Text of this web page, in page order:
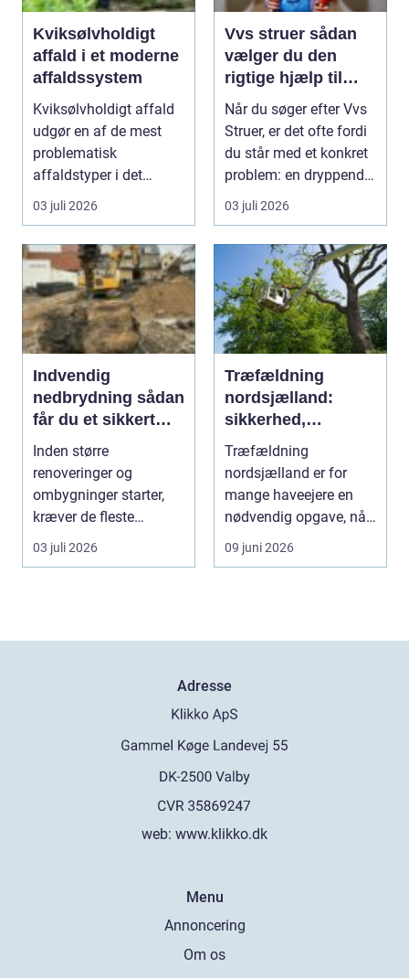
Kviksølvholdigt
affald i et moderne
affaldssystem
Kviksølvholdigt affald
udgør en af de mest
problematisk
affaldstyper i det
moderne samfund,
fordi se...
03 juli 2026
Vvs struer sådan
vælger du den
rigtige hjælp til
dine installationer
Når du søger efter Vvs
Struer, er det ofte fordi
du står med et konkret
problem: en dryppende
vandha...
03 juli 2026
Indvendig
nedbrydning sådan
får du et sikkert
udgangspunkt for
ombygning
Inden større
renoveringer og
ombygninger starter,
kræver de fleste
bygninger en grundig
indvendig ne...
03 juli 2026
Træfældning
nordsjælland:
sikkerhed,
planlægning og
professionel hjælp
Træfældning
nordsjælland er for
mange haveejere en
nødvendig opgave, når
store træer skaber
skade, s...
09 juni 2026
Adresse
web: www.klikko.dk
Menu
Annoncering
Om os